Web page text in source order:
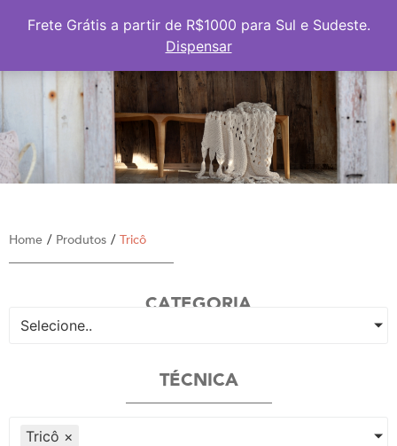
Home / Produtos / Tricô
CATEGORIA
Selecione..
TÉCNICA
Tricô ×
Frete Grátis a partir de R$1000 para Sul e Sudeste.
Dispensar